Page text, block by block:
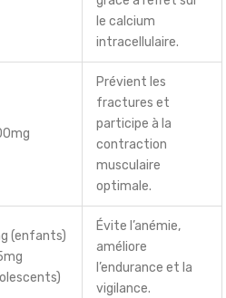
le calcium
intracellulaire.
Prévient les
fractures et
participe à la
contraction
musculaire
optimale.
(enfants)
Évite l’anémie,
améliore
l’endurance et la
vigilance.